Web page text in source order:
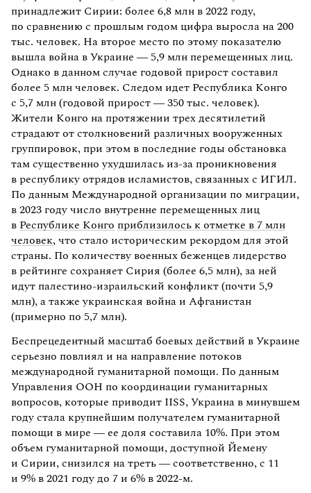
принадлежит Сирии: более 6,8 млн в 2022 году,
по сравнению с прошлым годом цифра выросла на 200
тыс. человек. На второе место по этому показателю
вышла война в Украине — 5,9 млн перемещенных лиц.
Однако в данном случае годовой прирост составил
более 5 млн человек. Следом идет Республика Конго
с 5,7 млн (годовой прирост — 350 тыс. человек).
Жители Конго на протяжении трех десятилетий
страдают от столкновений различных вооруженных
группировок, при этом в последние годы обстановка
там существенно ухудшилась из-за проникновения
в республику отрядов исламистов, связанных с ИГИЛ.
По данным Международной организации по миграции,
в 2023 году число внутренне перемещенных лиц
в Республике Конго приблизилось к отметке в 7 млн
человек, что стало историческим рекордом для этой
страны. По количеству военных беженцев лидерство
в рейтинге сохраняет Сирия (более 6,5 млн), за ней
идут палестино-израильский конфликт (почти 5,9
млн), а также украинская война и Афганистан
(примерно по 5,7 млн).
Беспрецедентный масштаб боевых действий в Украине
серьезно повлиял и на направление потоков
международной гуманитарной помощи. По данным
Управления ООН по координации гуманитарных
вопросов, которые приводит IISS, Украина в минувшем
году стала крупнейшим получателем гуманитарной
помощи в мире — ее доля составила 10%. При этом
объем гуманитарной помощи, доступной Йемену
и Сирии, снизился на треть — соответственно, с 11
и 9% в 2021 году до 7 и 6% в 2022-м.